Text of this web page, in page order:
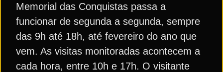
Memorial das Conquistas passa a
funcionar de segunda a segunda, sempre
das 9h até 18h, até fevereiro do ano que
vem. As visitas monitoradas acontecem a
cada hora, entre 10h e 17h. O visitante